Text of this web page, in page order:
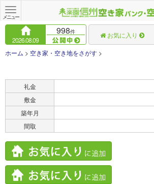
Toggle
navigation
メニュー
2026.08.09
998件 お気に入り
ホーム > 空き家・空き地をさがす >
礼金
敷金
築年月
間取